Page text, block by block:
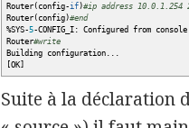
Router (config- if )#ip address 10.0.1.254
Router (config )#end
%SYS- 5-CONFIG_I: Configured from
Router#write
Building configuration...
[OK
Suite à la déclaration